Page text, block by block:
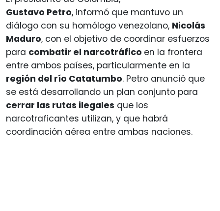
Gustavo Petro, informó que mantuvo un
diálogo con su homólogo venezolano, Nicolás
Maduro, con el objetivo de coordinar esfuerzos
para combatir el narcotráfico en la frontera
entre ambos países, particularmente en la
región del río Catatumbo. Petro anunció que
se está desarrollando un plan conjunto para
cerrar las rutas ilegales que los
narcotraficantes utilizan, y que habrá
coordinación aérea entre ambas naciones.